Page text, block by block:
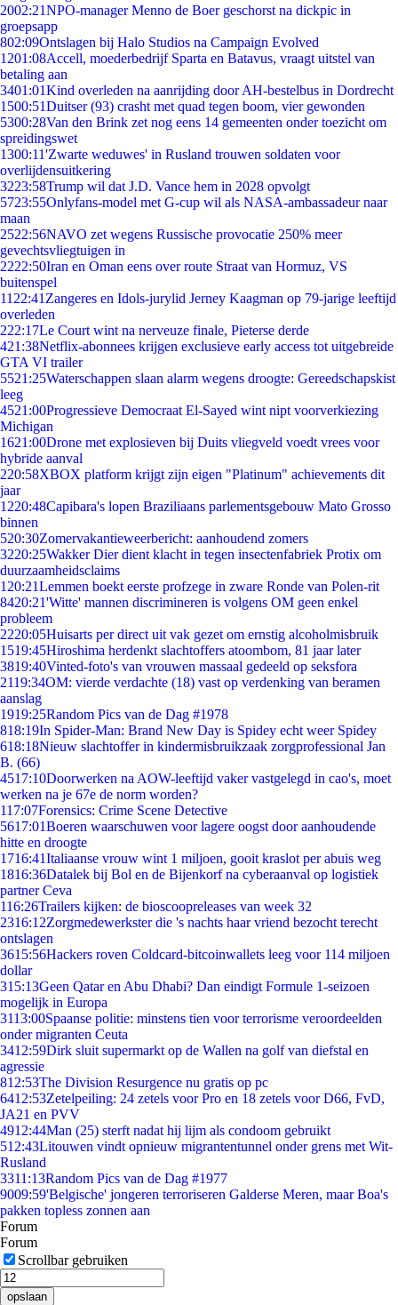
2002:21NPO-manager Menno de Boer geschorst na dickpic in
groepsapp
802:09Ontslagen bij Halo Studios na Campaign Evolved
1201:08Accell, moederbedrijf Sparta en Batavus, vraagt uitstel van
betaling aan
3401:01Kind overleden na aanrijding door AH-bestelbus in Dordrecht
1500:51Duitser (93) crasht met quad tegen boom, vier gewonden
5300:28Van den Brink zet nog eens 14 gemeenten onder toezicht om
spreidingswet
1300:11'Zwarte weduwes' in Rusland trouwen soldaten voor
overlijdensuitkering
3223:58Trump wil dat J.D. Vance hem in 2028 opvolgt
5723:55Onlyfans-model met G-cup wil als NASA-ambassadeur naar
maan
2522:56NAVO zet wegens Russische provocatie 250% meer
gevechtsvliegtuigen in
2222:50Iran en Oman eens over route Straat van Hormuz, VS
buitenspel
11 22:41 Zangeres en Idols-jurylid Jerney Kaagman op 79-jarige leeftijd
overleden
222:17Le Court wint na nerveuze finale, Pieterse derde
421:38Netflix-abonnees krijgen exclusieve early access tot uitgebreide
GTA VI trailer
5521:25Waterschappen slaan alarm wegens droogte: Gereedschapskist
leeg
4521:00Progressieve Democraat El-Sayed wint nipt voorverkiezing
Michigan
1621:00Drone met explosieven bij Duits vliegveld voedt vrees voor
hybride aanval
220:58XBOX platform krijgt zijn eigen "Platinum" achievements dit
jaar
1220:48Capibara's lopen Braziliaans parlementsgebouw Mato Grosso
binnen
520:30Zomervakantieweerbericht: aanhoudend zomers
3220:25Wakker Dier dient klacht in tegen insectenfabriek Protix om
duurzaamheidsclaims
1 20:21Lemmen boekt eerste profzege in zware Ronde van Polen-rit
8420:21'Witte' mannen discrimineren is volgens OM geen enkel
probleem
2220:05Huisarts per direct uit vak gezet om ernstig alcoholmisbruik
1519:45Hiroshima herdenkt slachtoffers atoombom, 81 jaar later
3819:40Vinted-foto's van vrouwen massaal gedeeld op seksfora
2119:34OM: vierde verdachte (18) vast op verdenking van beramen
aanslag
1919:25Random Pics van de Dag #1978
818:19In Spider-Man: Brand New Day is Spidey echt weer Spidey
618:18Nieuw slachtoffer in kindermisbruikzaak zorgprofessional Jan
B. (66)
4517:10Doorwerken na AOW-leeftijd vaker vastgelegd in cao's, moet
werken na je 67e de norm worden?
117:07Forensics: Crime Scene Detective
5617:01Boeren waarschuwen voor lagere oogst door aanhoudende
hitte en droogte
1716:41Italiaanse vrouw wint 1 miljoen, gooit kraslot per abuis weg
1816:36Datalek bij Bol en de Bijenkorf na cyberaanval op logistiek
partner Ceva
116:26Trailers kijken: de bioscoopreleases van week 32
2316:12Zorgmedewerkster die 's nachts haar vriend bezocht terecht
ontslagen
3615:56Hackers roven Coldcard-bitcoinwallets leeg voor 114 miljoen
dollar
315:13Geen Qatar en Abu Dhabi? Dan eindigt Formule 1-seizoen
mogelijk in Europa
3113:00Spaanse politie: minstens tien voor terrorisme veroordeelden
onder migranten Ceuta
3412:59Dirk sluit supermarkt op de Wallen na golf van diefstal en
agressie
812:53The Division Resurgence nu gratis op pc
6412:53Zetelpeiling: 24 zetels voor Pro en 18 zetels voor D66, FvD,
JA21 en PVV
4912:44Man (25) sterft nadat hij lijm als condoom gebruikt
512:43Litouwen vindt opnieuw migrantentunnel onder grens met Wit-
Rusland
3311:13Random Pics van de Dag #1977
9009:59'Belgische' jongeren terroriseren Galderse Meren, maar Boa's
pakken topless zonnen aan
Forum
Forum
Scrollbar gebruiken
opslaan